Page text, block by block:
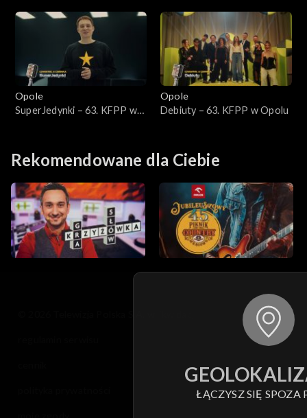
Opole 2018
Opole 2017
Opole 2015
Opole 2014
Opole 2013
Opole 2012
Opole 2011
Opole 2010
Opole
SuperJedynki – 63. KFPP w
Opole
Debiuty – 63. KFPP w Opolu
Rekomendowane dla Ciebie
ŁĄCZYSZ SIĘ SPOZA